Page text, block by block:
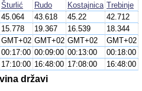
Šturlić Rudo Kostajnica Trebinje
45.064 43.618 45.22
42.712
15.778 19.367 16.539
18.344
GMT+02 GMT+02 GMT+02
GMT+02
00:17:00 00:09:00 00:13:00
00:18:00
17:10:00 16:48:00 17:08:00 16:48:00
državi